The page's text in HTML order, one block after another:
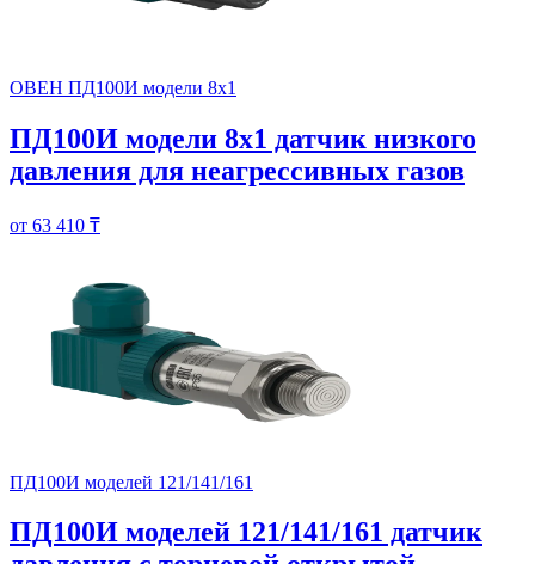
ОВЕН ПД100И модели 8х1
ПД100И модели 8х1 датчик низкого
давления для неагрессивных газов
от 63 410 ₸
ПД100И моделей 121/141/161
ПД100И моделей 121/141/161 датчик